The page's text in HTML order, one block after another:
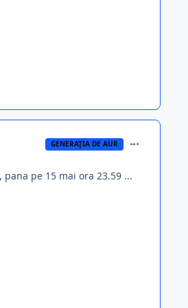
GENERAŢIA DE AUR
pe 15 mai ora 23.59 ...